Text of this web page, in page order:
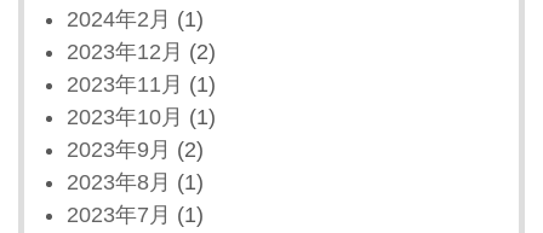
2024年2月 (1)
2023年12月 (2)
2023年11月 (1)
2023年10月 (1)
2023年9月 (2)
2023年8月 (1)
2023年7月 (1)